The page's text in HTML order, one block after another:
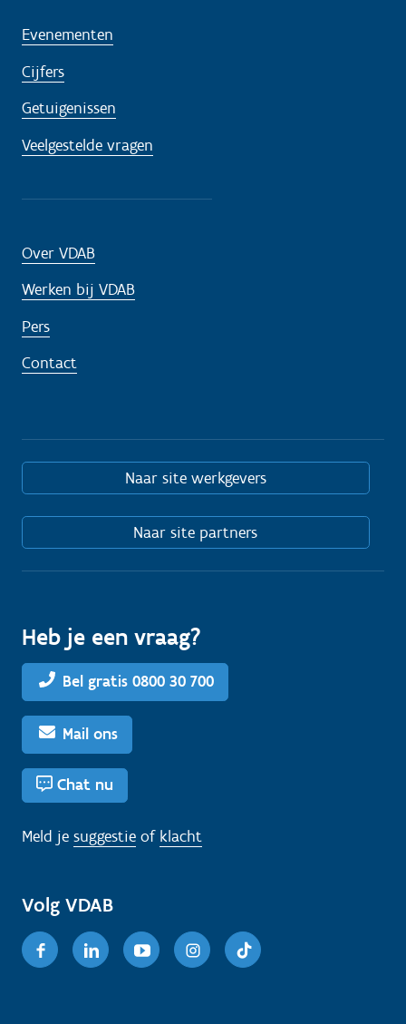
Evenementen
Cijfers
Getuigenissen
Veelgestelde vragen
Over VDAB
Werken bij VDAB
Pers
Contact
Naar site werkgevers
Naar site partners
Heb je een vraag?
Bel gratis 0800 30 700
Mail ons
Chat nu
Meld je suggestie of klacht
Volg VDAB
FacebookLinkedinYoutubeInstagram